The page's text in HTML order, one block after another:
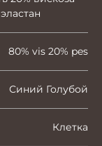
80% vis 20% pes
Синий Голубой
Клетка